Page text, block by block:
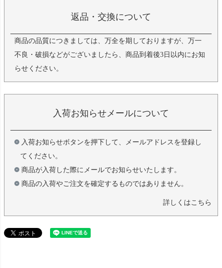
返品・交換について
商品の品質につきましては、万全を期しておりますが、万一
不良・破損などがございましたら、商品到着後3日以内にお知
らせください。
入荷お知らせメールについて
入荷お知らせボタンを押下して、メールアドレスを登録し
てください。
商品が入荷した際にメールでお知らせいたします。
商品の入荷やご注文を確定するものではありません。
詳しくはこちら